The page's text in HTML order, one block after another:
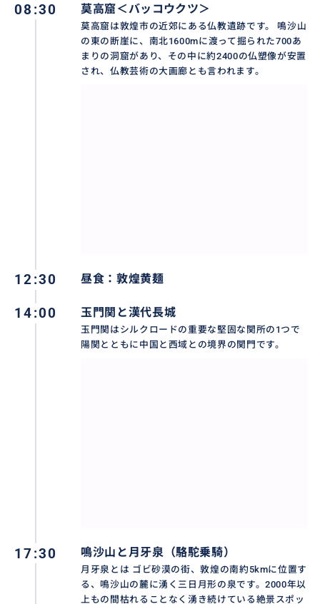
漢の武帝時代に設けられた関所、陽関とともに中国と
西域との境界の関門です。世界遺産に指定されまし
08:30 莫高窟＜バッコウクツ＞
莫高窟は敦煌市の近郊にある仏教遺跡です。 鳴沙山
の東の断崖に、南北1600mに渡って掘られた700あ
まりの洞窟があり、その中に約2400の仏塑像が安置
され、仏教芸術の大画廊とも言われます。
12:30 昼食：敦煌黄麺
14:00 玉門関と漢代長城
玉門関はシルクロードの重要な堅固な関所の1つで
陽関とともに中国と西域との境界の関門です。
17:30 鳴沙山と月牙泉（駱駝乗騎）
月牙泉とは ゴビ砂漠の街、敦煌の南約5kmに位置す
る、鳴沙山の麓に湧く三日月形の泉です。2000年以
上もの間枯れることなく湧き続けている絶景スポッ